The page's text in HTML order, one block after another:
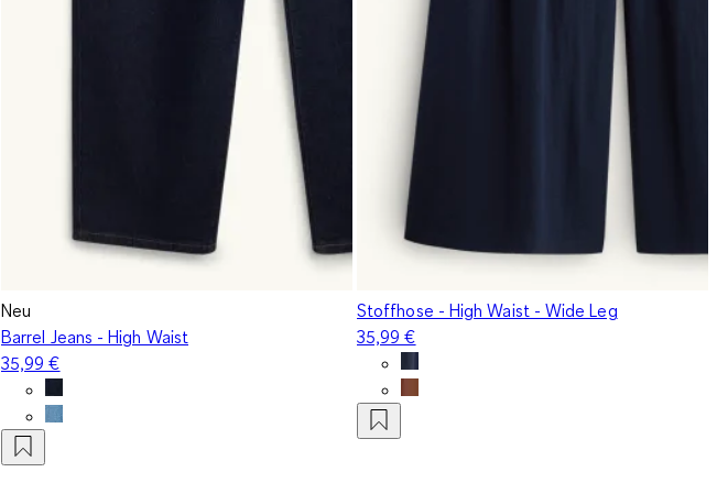
Neu
Barrel Jeans - High Waist
35,99 €
Stoffhose - High Waist - Wide Leg
35,99 €